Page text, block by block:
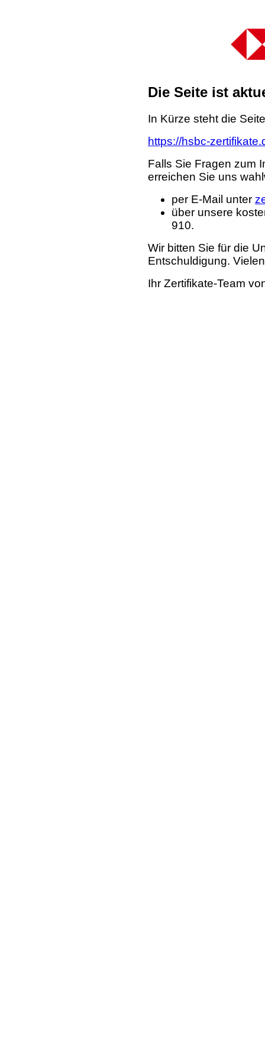
Die Seite ist
In Kürze steht die
https://hsbc-
Falls Sie Fragen zum
erreichen Sie uns
per E-Mail unter
über unsere
910.
Wir bitten Sie für die
Entschuldigung.
Ihr Zertifikate-Team